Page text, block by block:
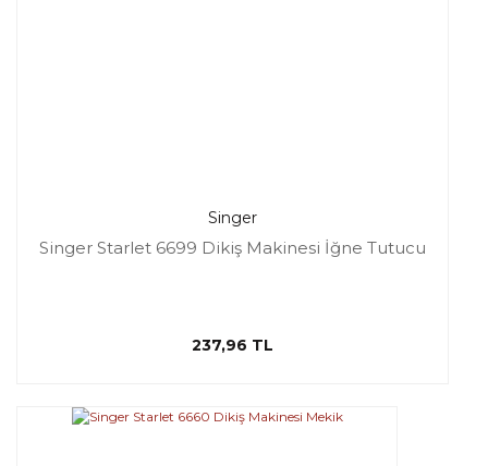
Singer
Singer Starlet 6699 Dikiş Makinesi İğne Tutucu
237,96 TL